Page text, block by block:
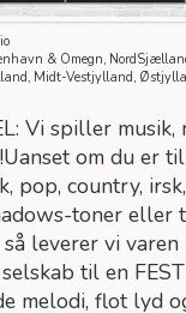
& Omegn,
Midt-Vestjylland,
Vi spiller musik,
om du er
pop, country,
toner eller
så leverer vi
til en
melodi, flot lyd